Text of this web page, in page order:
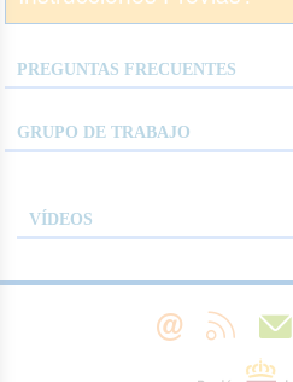
PREGUNTAS FRECUENTES
GRUPO DE TRABAJO
VÍDEOS